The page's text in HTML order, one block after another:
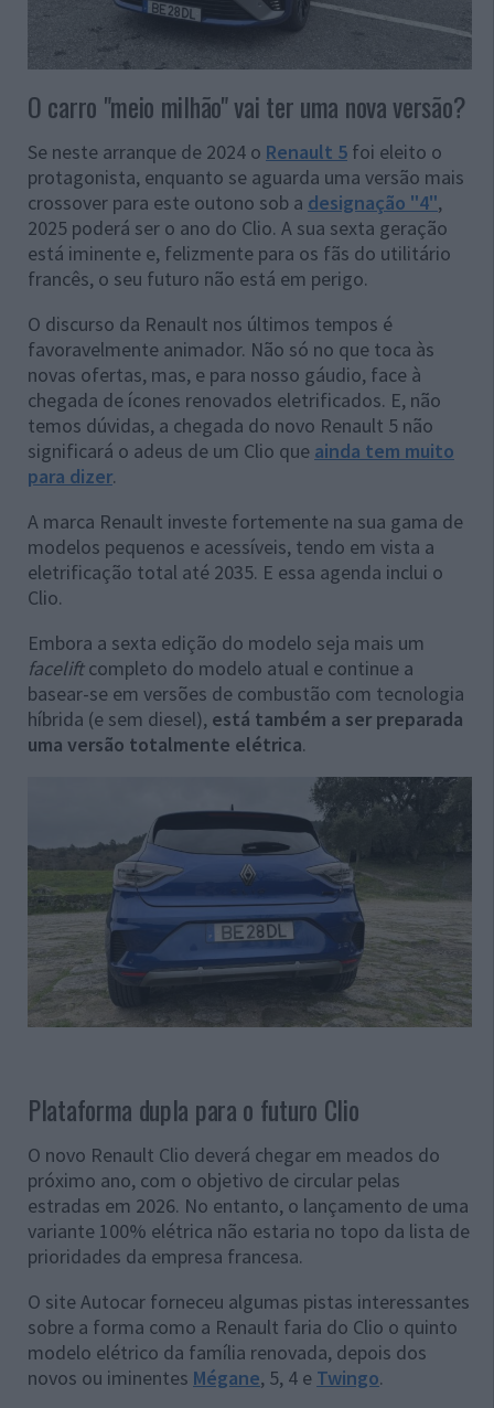
O carro "meio milhão" vai ter uma nova versão?
Se neste arranque de 2024 o Renault 5 foi eleito o
protagonista, enquanto se aguarda uma versão mais
crossover para este outono sob a designação "4",
2025 poderá ser o ano do Clio. A sua sexta geração
está iminente e, felizmente para os fãs do utilitário
francês, o seu futuro não está em perigo.
O discurso da Renault nos últimos tempos é
favoravelmente animador. Não só no que toca às
novas ofertas, mas, e para nosso gáudio, face à
chegada de ícones renovados eletrificados. E, não
temos dúvidas, a chegada do novo Renault 5 não
significará o adeus de um Clio que ainda tem muito
para dizer.
A marca Renault investe fortemente na sua gama de
modelos pequenos e acessíveis, tendo em vista a
eletrificação total até 2035. E essa agenda inclui o
Clio.
Embora a sexta edição do modelo seja mais um
faceliftcompleto do modelo atual e continue a
basear-se em versões de combustão com tecnologia
híbrida (e sem diesel), está também a ser preparada
uma versão totalmente elétrica.
Plataforma dupla para o futuro Clio
O novo Renault Clio deverá chegar em meados do
próximo ano, com o objetivo de circular pelas
estradas em 2026. No entanto, o lançamento de uma
variante 100% elétrica não estaria no topo da lista de
prioridades da empresa francesa.
O site Autocar forneceu algumas pistas interessantes
sobre a forma como a Renault faria do Clio o quinto
modelo elétrico da família renovada, depois dos
novos ou iminentes Mégane, 5, 4 e Twingo.